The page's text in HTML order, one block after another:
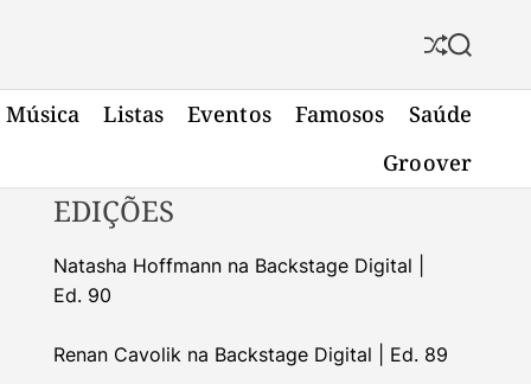
S
f
l
S
a
r
h
Música Listas Eventos Famosos
Saúde
Groover
EDIÇÕES
Natasha Hoffmann na Backstage Digital |
Ed. 90
Renan Cavolik na Backstage Digital | Ed. 89